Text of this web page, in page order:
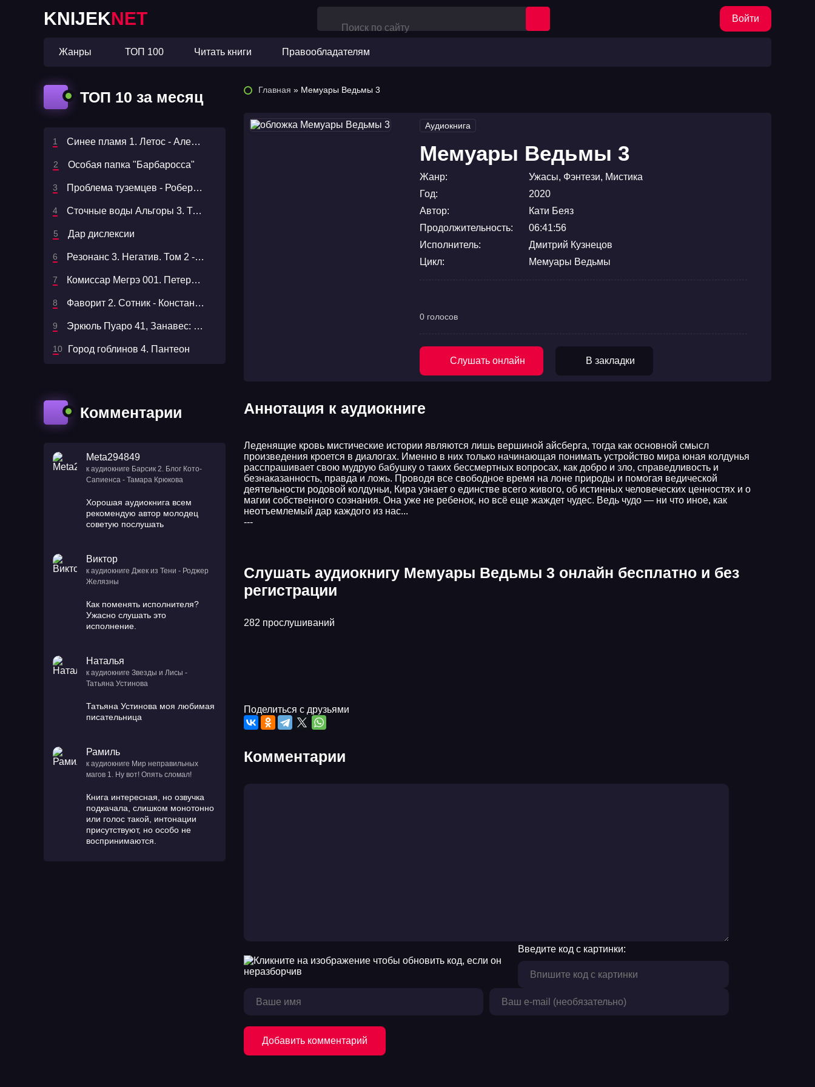
KNIJEKNET Войти
Жанры ТОП 100 Читать книги Правообладателям
ТОП 10 за месяц
Синее пламя 1. Летос - Алексей Пехов
Особая папка "Барбаросса"
Проблема туземцев - Роберт Шекли
Сточные воды Альгоры 3. Темнодружье - Дем Михайлов
Дар дислексии
Резонанс 3. Негатив. Том 2 - Павел Корнев
Комиссар Мегрэ 001. Петерс Латыш
Фаворит 2. Сотник - Константин Калбазов
Эркюль Пуаро 41, Занавес: Последнее дело Пуаро
Город гоблинов 4. Пантеон
Комментарии
Meta294849
к аудиокниге Барсик 2. Блог Кото-
Сапиенса - Тамара Крюкова
Хорошая аудиокнига всем
рекомендую автор молодец
советую послушать
Виктор
к аудиокниге Джек из Тени - Роджер
Желязны
Как поменять исполнителя?
Ужасно слушать это
исполнение.
Наталья
к аудиокниге Звезды и Лисы -
Татьяна Устинова
Татьяна Устинова моя любимая
писательница
Рамиль
к аудиокниге Мир неправильных
магов 1. Ну вот! Опять сломал!
Книга интересная, но озвучка
подкачала, слишком монотонно
или голос такой, интонации
присутствуют, но особо не
воспринимаются.
Главная » Мемуары Ведьмы 3
Аудиокнига
Мемуары Ведьмы 3
Жанр: Ужасы, Фэнтези, Мистика
Год:
2020
Автор:
Кати Беяз
Продолжительность:
06:41:56
Исполнитель:
Дмитрий Кузнецов
Цикл:
Мемуары Ведьмы
0 голосов
Слушать онлайн В закладки
Аннотация к аудиокниге
Леденящие кровь мистические истории являются лишь вершиной айсберга, тогда как основной смысл
произведения кроется в диалогах. Именно в них только начинающая понимать устройство мира юная колдунья
расспрашивает свою мудрую бабушку о таких бессмертных вопросах, как добро и зло, справедливость и
безнаказанность, правда и ложь. Проводя все свободное время на лоне природы и помогая ведической
деятельности родовой колдуньи, Кира узнает о единстве всего живого, об истинных человеческих ценностях и о
магии собственного сознания. Она уже не ребенок, но всё еще жаждет чудес. Ведь чудо — ни что иное, как
неотъемлемый дар каждого из нас...
---
Слушать аудиокнигу Мемуары Ведьмы 3 онлайн бесплатно и без
регистрации
282 прослушиваний
Поделиться с друзьями
Комментарии
Введите код с картинки:
Добавить комментарий